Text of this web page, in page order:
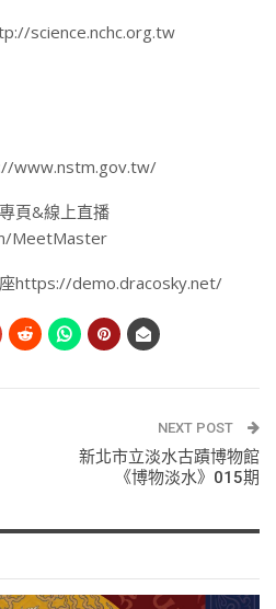
science.nchc.org.tw
www.nstm.gov.tw/
頁&線上直播
MeetMaster
座https://demo.dracosky.net/
NEXT POST
新北市立淡水古蹟博物館
《博物淡水》015期